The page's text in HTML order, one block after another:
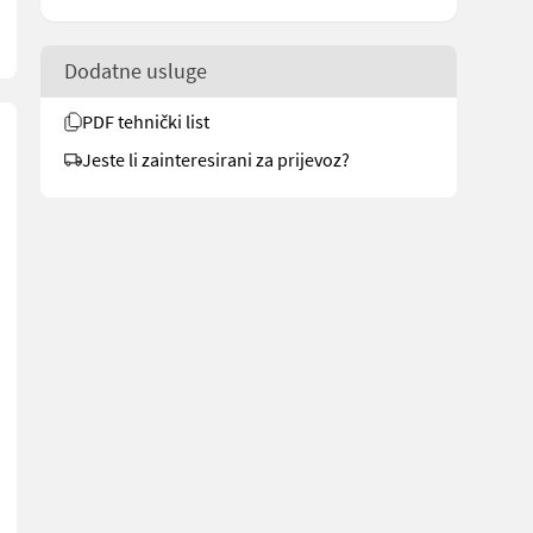
Dodatne usluge
PDF tehnički list
Jeste li zainteresirani za prijevoz?